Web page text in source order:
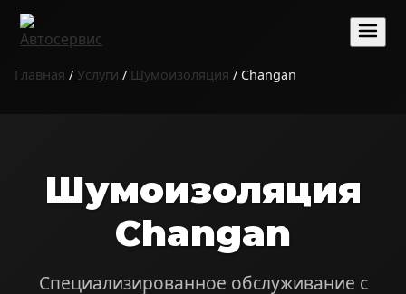
Главная / Услуги / Шумоизоляция / Changan
Шумоизоляция
Changan
Специализированное обслуживание с